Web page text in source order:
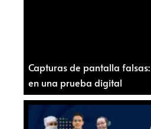
Capturas de pantalla
en una prueba digital